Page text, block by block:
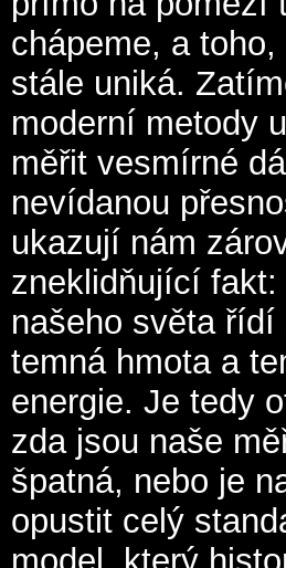
chápeme, a
stále uniká.
moderní metody
měřit vesmírné
nevídanou
ukazují nám
zneklidňující fakt:
našeho světa řídí
temná hmota a
energie. Je tedy
zda jsou naše
špatná, nebo je
opustit celý